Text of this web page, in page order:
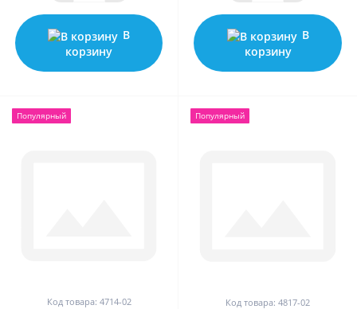
В
корзину
В
корзину
Популярный
Код товара: 4714-02
Популярный
Код товара: 4817-02